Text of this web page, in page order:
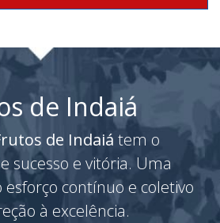
de Indaiá
de Indaiá tem o
sucesso e vitória. Uma
contínuo e coletivo
à excelência.